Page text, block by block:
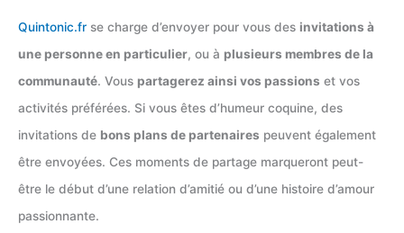
Quintonic.fr se charge d’envoyer pour vous des invitations à
une personne en particulier, ou à plusieurs membres de la
communauté. Vous partagerez ainsi vos passions et vos
activités préférées. Si vous êtes d’humeur coquine, des
invitations de bons plans de partenaires peuvent également
être envoyées. Ces moments de partage marqueront peut-
être le début d’une relation d’amitié ou d’une histoire d’amour
passionnante.